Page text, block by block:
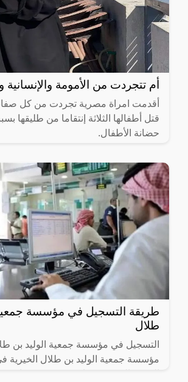
أم تتجردت من الأمومة والإنسانية
أقدمت امراة مصرية تجردت من كل
قتل أطفالها الثلاثة إنتقاما من طليقها
حضانة الأطفال.
طريقة التسجيل في مؤسسة جمعية
طلال
التسجيل في مؤسسة جمعية الوليد بن
مؤسسة جمعية الوليد بن طلال الخيرية